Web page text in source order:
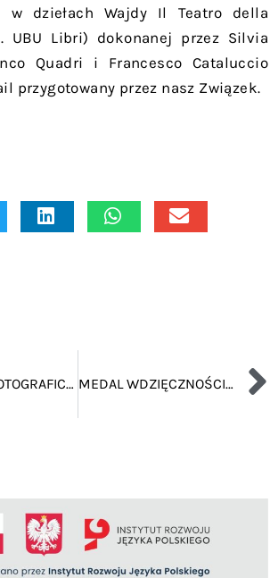
w dziełach Wajdy Il Teatro della
UBU Libri) dokonanej przez Silvia
Quadri i Francesco Cataluccio
przygotowany przez nasz Związek.
WYSTAWA FOTOGRAFICZNA MEDAL WDZIĘCZNOŚCI DLA GRUPY AMICI DELLA POLONIA